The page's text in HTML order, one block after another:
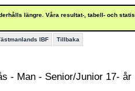
längre. Våra resultat-, tabell- och
IBF Tillbaka
- Man - Senior/Junior 17- år